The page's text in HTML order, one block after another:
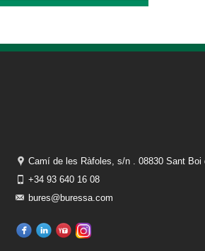
Camí de les Ràfoles, s/n . 08830 Sant Boi
+34 93 640 16 08
bures@buressa.com